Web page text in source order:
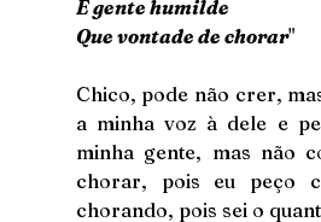
É gente humilde
Que vontade de chorar"
Chico, pode não crer,
a minha voz à dele e
minha gente, mas não
chorar, pois eu peço
chorando, pois sei o